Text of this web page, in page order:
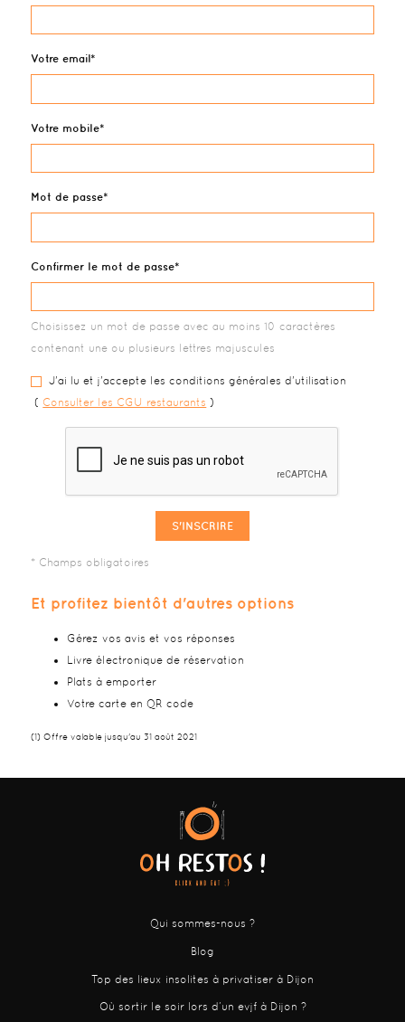
Votre email
Votre mobile
Mot de passe
Confirmer le mot de passe
Choisissez un mot de passe avec au moins 10 caractères
contenant une ou plusieurs lettres majuscules
J'ai lu et j'accepte les conditions générales d'utilisation
( Consulter les CGU restaurants )
S'INSCRIRE
Et profitez bientôt d'autres options
Gérez vos avis et vos réponses
Livre électronique de réservation
Plats à emporter
Votre carte en QR code
(1) Offre valable jusqu'au 31 août 2021
Qui sommes-nous ?
Blog
Top des lieux insolites à privatiser à Dijon
Où sortir le soir lors d’un evjf à Dijon ?